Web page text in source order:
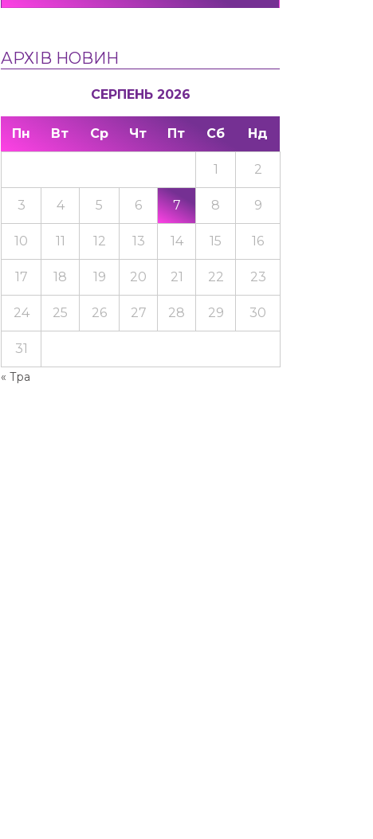
АРХІВ НОВИН
СЕРПЕНЬ 2026
Пн Вт Ср Чт Пт Сб Нд
« Тра
1 2
3 4 5 6 7 8 9
10 11 12 13 14 15 16
17 18 19 20 21 22 23
24 25 26 27 28 29 30
31